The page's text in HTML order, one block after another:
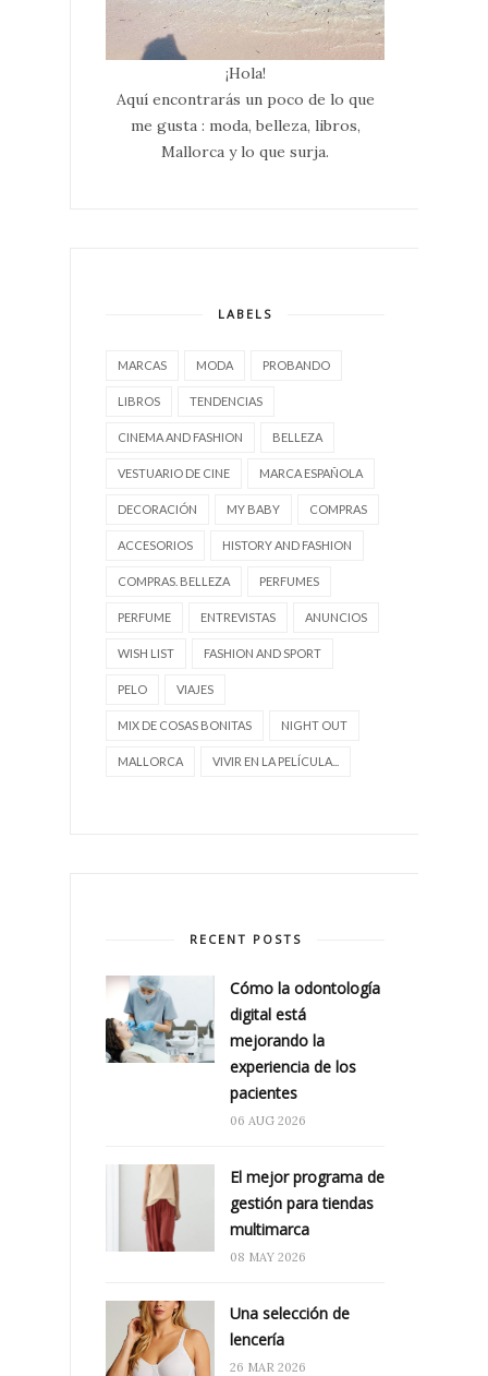
¡Hola!
Aquí encontrarás un poco de lo que
me gusta : moda, belleza, libros,
Mallorca y lo que surja.
LABELS
MARCAS MODA PROBANDO
LIBROS TENDENCIAS
CINEMA AND FASHION BELLEZA
VESTUARIO DE CINE MARCA ESPAÑOLA
DECORACIÓN MY BABY COMPRAS
ACCESORIOS HISTORY AND FASHION
COMPRAS. BELLEZA PERFUMES
PERFUME ENTREVISTAS ANUNCIOS
WISH LIST FASHION AND SPORT
PELO VIAJES
MIX DE COSAS BONITAS NIGHT OUT
MALLORCA VIVIR EN LA PELÍCULA...
RECENT POSTS
Cómo la odontología
digital está
mejorando la
experiencia de los
pacientes
06 AUG 2026
El mejor programa de
gestión para tiendas
multimarca
08 MAY 2026
Una selección de
lencería
26 MAR 2026